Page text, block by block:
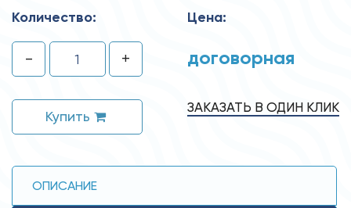
Количество:
- +
Купить
Цена:
договорная
ЗАКАЗАТЬ В ОДИН КЛИК
ОПИСАНИЕ